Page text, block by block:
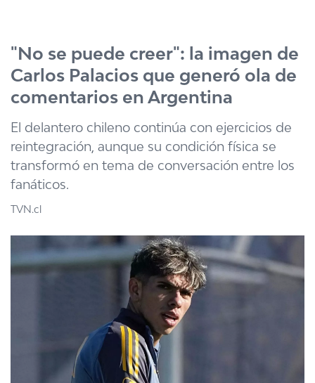
"No se puede creer": la imagen de
Carlos Palacios que generó ola de
comentarios en Argentina
El delantero chileno continúa con ejercicios de
reintegración, aunque su condición física se
transformó en tema de conversación entre los
fanáticos.
TVN.cl